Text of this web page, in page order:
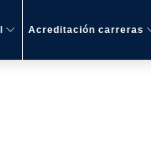
Acreditación carreras